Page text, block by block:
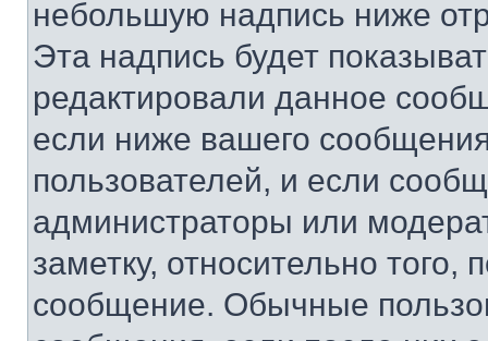
небольшую надпись ниже
Эта надпись будет
редактировали данное
если ниже вашего
пользователей, и если
администраторы или
заметку, относительно
сообщение. Обычные